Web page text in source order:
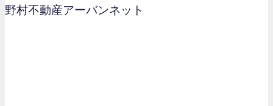
野村不動産アーバンネット